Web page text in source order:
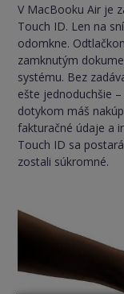
V MacBooku Air je
Touch ID. Len na
odomkne.
zamknutým
systému. Bez
ešte jednoduchšie
dotykom máš
fakturačné údaje a
Touch ID sa
zostali súkromné.